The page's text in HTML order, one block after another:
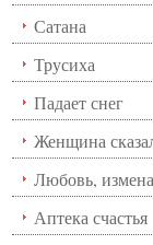
Сатана
Трусиха
Падает снег
Женщина
Любовь,
Аптека счастья